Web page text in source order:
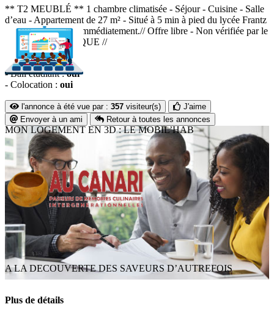
MON LOGEMENT EN 3D : LE MOBIL’HAB
A LA DECOUVERTE DES SAVEURS D’AUTREFOIS
** T2 MEUBLÉ ** 1 chambre climatisée - Séjour - Cuisine - Salle
d’eau - Appartement de 27 m² - Situé à 5 min à pied du lycée Frantz
Fanon. Disponible immédiatement.// Offre libre - Non vérifiée par le
CLLAJ MARTINIQUE //
- Meublé :oui
- Bail étudiant :oui
- Colocation : oui
l'annonce à été vue par : 357 visiteur(s)
J'aime
Envoyer à un ami
Retour à toutes les annonces
Plus de détails